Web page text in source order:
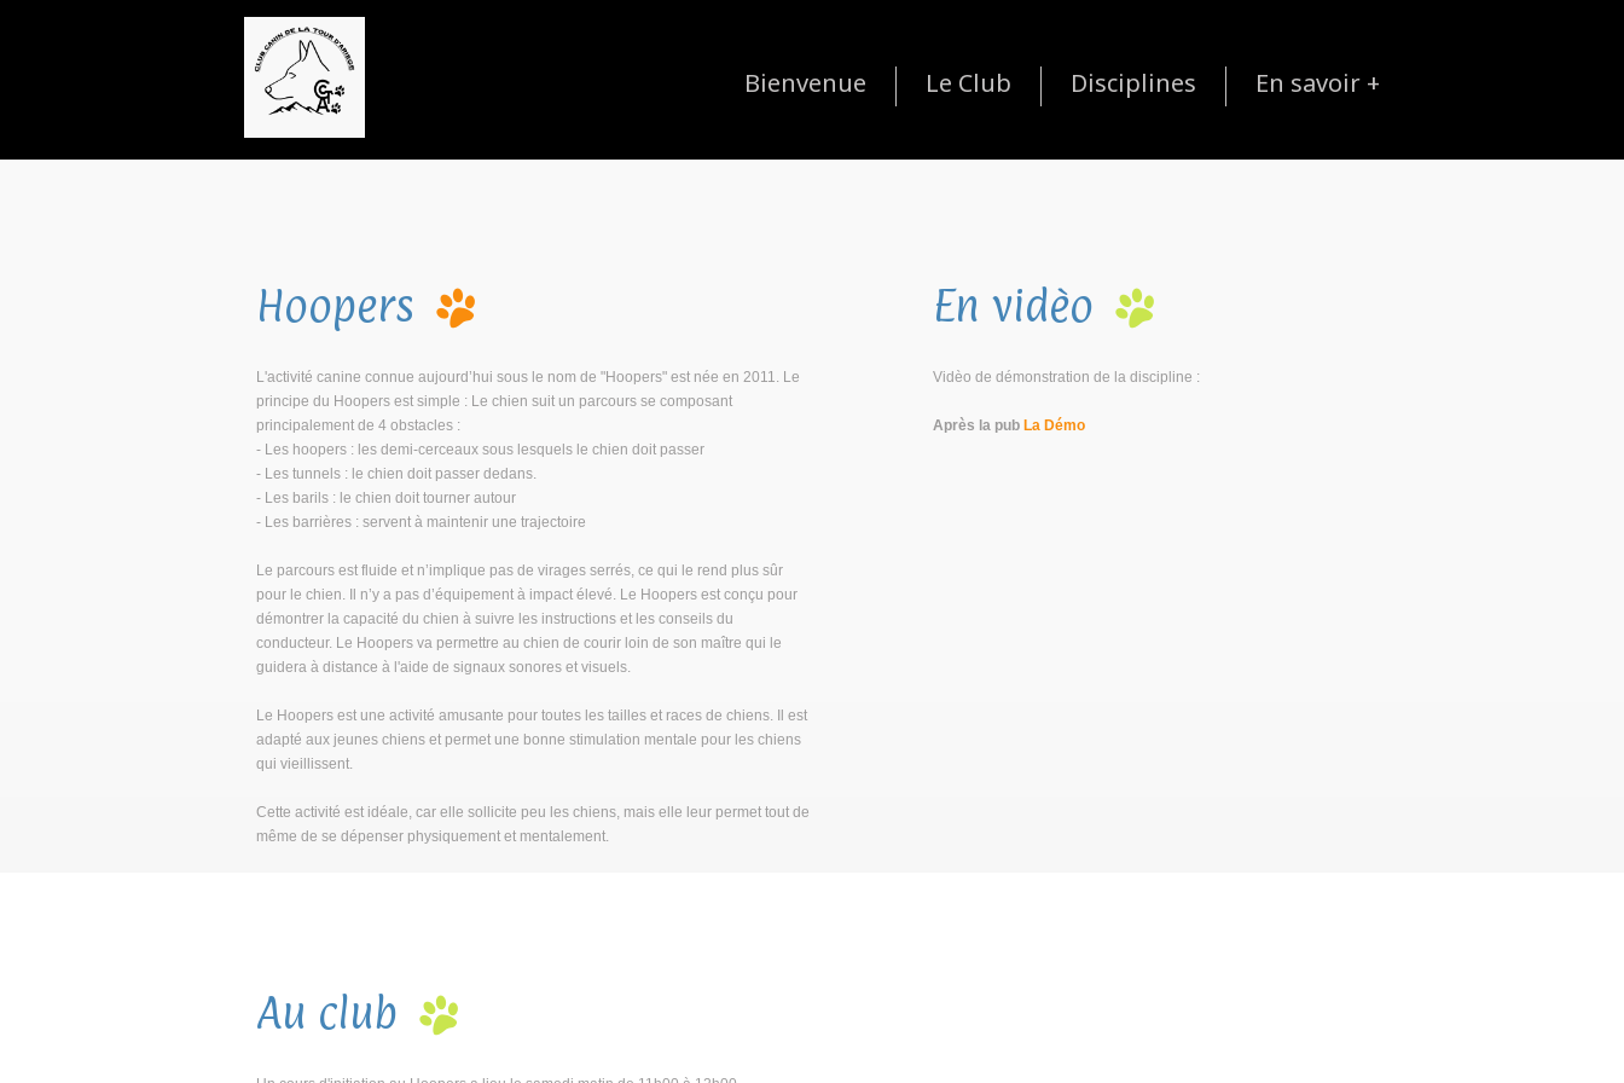
Bienvenue Le Club Disciplines En savoir +
Hoopers
L'activité canine connue aujourd’hui sous le nom de "Hoopers" est née en 2011. Le
principe du Hoopers est simple : Le chien suit un parcours se composant
principalement de 4 obstacles :
- Les hoopers : les demi-cerceaux sous lesquels le chien doit passer
- Les tunnels : le chien doit passer dedans.
- Les barils : le chien doit tourner autour
- Les barrières : servent à maintenir une trajectoire
Le parcours est fluide et n’implique pas de virages serrés, ce qui le rend plus sûr
pour le chien. Il n’y a pas d’équipement à impact élevé. Le Hoopers est conçu pour
démontrer la capacité du chien à suivre les instructions et les conseils du
conducteur. Le Hoopers va permettre au chien de courir loin de son maître qui le
guidera à distance à l'aide de signaux sonores et visuels.
Le Hoopers est une activité amusante pour toutes les tailles et races de chiens. Il est
adapté aux jeunes chiens et permet une bonne stimulation mentale pour les chiens
qui vieillissent.
Cette activité est idéale, car elle sollicite peu les chiens, mais elle leur permet tout de
même de se dépenser physiquement et mentalement.
En vidèo
Vidèo de démonstration de la discipline :
Après la pub La Démo
Au club